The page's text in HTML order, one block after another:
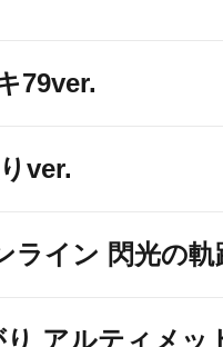
電子書籍
↓↓↓↓↓↓
79ver.
ver.
ライン 閃光の軌
アルティメッ